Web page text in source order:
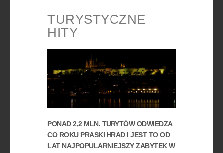
TURYSTYCZNE
HITY
PONAD 2,2 MLN. TURYTÓW ODWIEDZA
CO ROKU PRASKI HRAD I JEST TO OD
LAT NAJPOPULARNIEJSZY ZABYTEK W